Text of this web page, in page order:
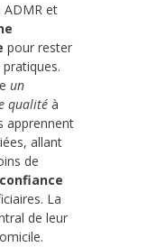
ADMR et
pour rester
un
qualité à
apprennent
allant
de
La
de leur